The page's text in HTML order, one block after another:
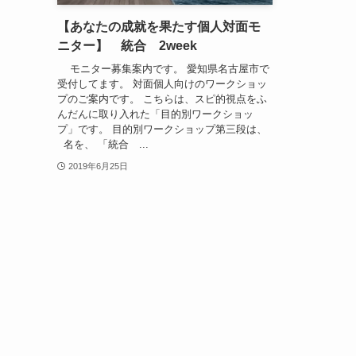
【あなたの成就を果たす個人対面モ
ニター】 統合 2week
モニター募集案内です。 愛知県名古屋市で
受付してます。 対面個人向けのワークショッ
プのご案内です。 こちらは、スピ的視点をふ
んだんに取り入れた「目的別ワークショッ
プ」です。 目的別ワークショップ第三段は、
名を、 「統合 ...
2019年6月25日